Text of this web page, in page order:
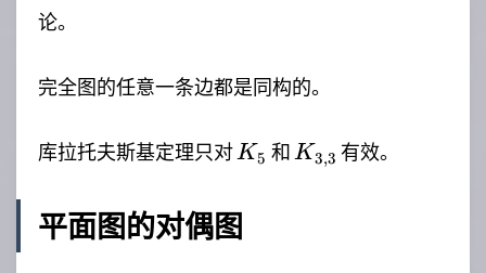
论。
完全图的任意一条边都是同构的。
库拉托夫斯基定理只对 K_5
K5 和 K_{3,3}
K3,3 有效。
平面图的对偶图